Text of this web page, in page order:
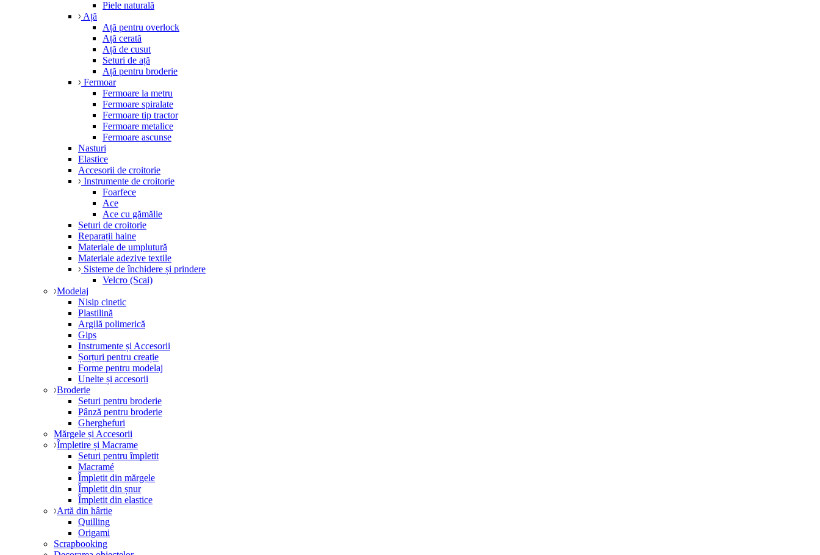
Piele naturală
Ață
Ață pentru overlock
Ață cerată
Ață de cusut
Seturi de ață
Ață pentru broderie
Fermoar
Fermoare la metru
Fermoare spiralate
Fermoare tip tractor
Fermoare metalice
Fermoare ascunse
Nasturi
Elastice
Accesorii de croitorie
Instrumente de croitorie
Foarfece
Ace
Ace cu gămălie
Seturi de croitorie
Reparații haine
Materiale de umplutură
Materiale adezive textile
Sisteme de închidere și prindere
Velcro (Scai)
Modelaj
Nisip cinetic
Plastilină
Argilă polimerică
Gips
Instrumente și Accesorii
Șorțuri pentru creație
Forme pentru modelaj
Unelte și accesorii
Broderie
Seturi pentru broderie
Pânză pentru broderie
Gherghefuri
Mărgele și Accesorii
Împletire și Macrame
Seturi pentru împletit
Macramé
Împletit din mărgele
Împletit din șnur
Împletit din elastice
Artă din hârtie
Quilling
Origami
Scrapbooking